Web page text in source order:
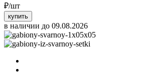
₽/шт
купить
в наличии до 09.08.2026